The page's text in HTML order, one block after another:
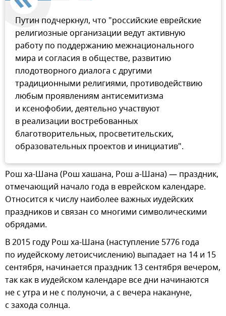
Путин подчеркнул, что "российские еврейские
религиозные организации ведут активную
работу по поддержанию межнационального
мира и согласия в обществе, развитию
плодотворного диалога с другими
традиционными религиями, противодействию
любым проявлениям антисемитизма
и ксенофобии, деятельно участвуют
в реализации востребованных
благотворительных, просветительских,
образовательных проектов и инициатив".
Рош ха-Шана (Рош хашана, Рош а-Шана) — праздник,
отмечающий начало года в еврейском календаре.
Относится к числу наиболее важных иудейских
праздников и связан со многими символическими
обрядами.
В 2015 году Рош ха-Шана (наступление 5776 года
по иудейскому летоисчислению) выпадает на 14 и 15
сентября, начинается праздник 13 сентября вечером,
так как в иудейском календаре все дни начинаются
не с утра и не с полуночи, а с вечера накануне,
с захода солнца.